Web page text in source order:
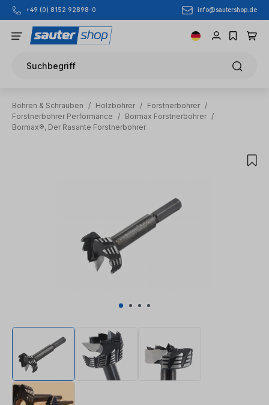
Zum Hauptinhalt springen
+49 (0) 8152 92898-0 info@sautershop.de
Suchbegriff
Bohren & Schrauben / Holzbohrer / Forstnerbohrer /
Forstnerbohrer Performance
/ Bormax Forstnerbohrer /
Bormax®, Der Rasante Forstnerbohrer